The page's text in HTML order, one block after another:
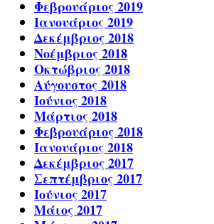
Φεβρουάριος 2019
Ιανουάριος 2019
Δεκέμβριος 2018
Νοέμβριος 2018
Οκτώβριος 2018
Αύγουστος 2018
Ιούνιος 2018
Μάρτιος 2018
Φεβρουάριος 2018
Ιανουάριος 2018
Δεκέμβριος 2017
Σεπτέμβριος 2017
Ιούνιος 2017
Μάιος 2017